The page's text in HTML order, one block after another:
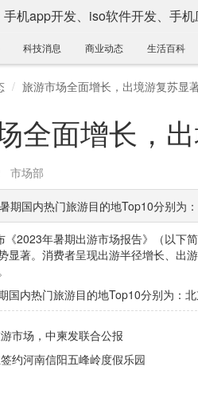
手机app开发、iso软件开发、手
科技消息 商业动态 生活百科
旅游市场全面增长，出境游复苏显
全面增长，
市场部
期国内热门旅游目的地Top10分别为
2023年暑期出游市场报告》（以下
显著。消费者呈现出游半径增长、出
国内热门旅游目的地Top10分别为：
市场，中柬发联合公报
约河南信阳五峰岭度假乐园